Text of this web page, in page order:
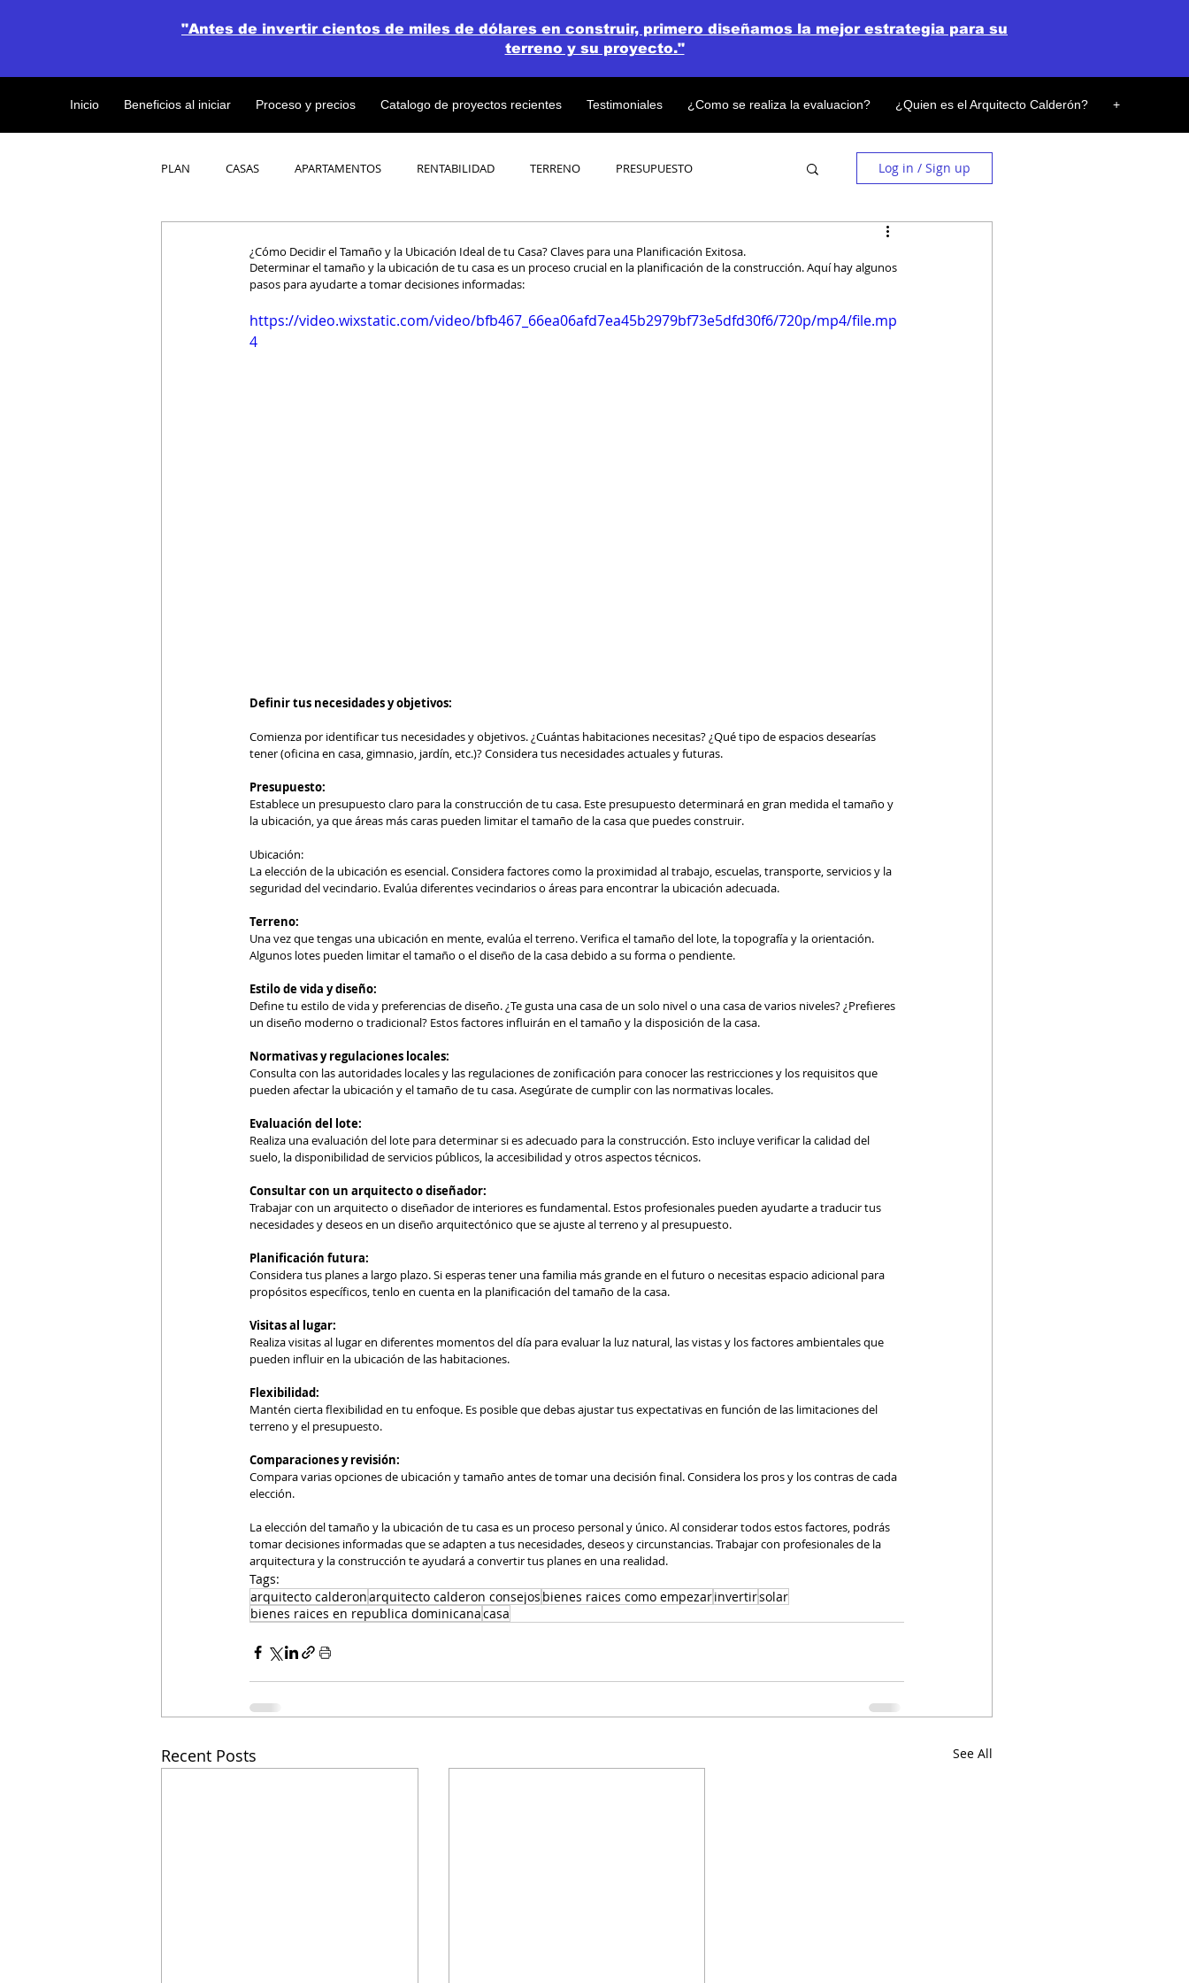
Inicio Beneficios al iniciar Proceso y precios Catalogo de proyectos recientes Testimoniales ¿Como se realiza la evaluacion? ¿Quien es el Arquitecto Calderón? +
"Antes de invertir cientos de miles de dólares en construir, primero diseñamos la mejor estrategia para su
terreno y su proyecto."
PLAN CASAS APARTAMENTOS RENTABILIDAD TERRENO PRESUPUESTO Log in / Sign up
¿Cómo Decidir el Tamaño y la Ubicación Ideal de tu Casa? Claves para una Planificación Exitosa.
Determinar el tamaño y la ubicación de tu casa es un proceso crucial en la planificación de la construcción. Aquí hay algunos
pasos para ayudarte a tomar decisiones informadas:
https://video.wixstatic.com/video/bfb467_66ea06afd7ea45b2979bf73e5dfd30f6/720p/mp4/file.mp
4
Definir tus necesidades y objetivos:
Comienza por identificar tus necesidades y objetivos. ¿Cuántas habitaciones necesitas? ¿Qué tipo de espacios desearías
tener (oficina en casa, gimnasio, jardín, etc.)? Considera tus necesidades actuales y futuras.
Presupuesto:
Establece un presupuesto claro para la construcción de tu casa. Este presupuesto determinará en gran medida el tamaño y
la ubicación, ya que áreas más caras pueden limitar el tamaño de la casa que puedes construir.
Ubicación:
La elección de la ubicación es esencial. Considera factores como la proximidad al trabajo, escuelas, transporte, servicios y la
seguridad del vecindario. Evalúa diferentes vecindarios o áreas para encontrar la ubicación adecuada.
Terreno:
Una vez que tengas una ubicación en mente, evalúa el terreno. Verifica el tamaño del lote, la topografía y la orientación.
Algunos lotes pueden limitar el tamaño o el diseño de la casa debido a su forma o pendiente.
Estilo de vida y diseño:
Define tu estilo de vida y preferencias de diseño. ¿Te gusta una casa de un solo nivel o una casa de varios niveles? ¿Prefieres
un diseño moderno o tradicional? Estos factores influirán en el tamaño y la disposición de la casa.
Normativas y regulaciones locales:
Consulta con las autoridades locales y las regulaciones de zonificación para conocer las restricciones y los requisitos que
pueden afectar la ubicación y el tamaño de tu casa. Asegúrate de cumplir con las normativas locales.
Evaluación del lote:
Realiza una evaluación del lote para determinar si es adecuado para la construcción. Esto incluye verificar la calidad del
suelo, la disponibilidad de servicios públicos, la accesibilidad y otros aspectos técnicos.
Consultar con un arquitecto o diseñador:
Trabajar con un arquitecto o diseñador de interiores es fundamental. Estos profesionales pueden ayudarte a traducir tus
necesidades y deseos en un diseño arquitectónico que se ajuste al terreno y al presupuesto.
Planificación futura:
Considera tus planes a largo plazo. Si esperas tener una familia más grande en el futuro o necesitas espacio adicional para
propósitos específicos, tenlo en cuenta en la planificación del tamaño de la casa.
Visitas al lugar:
Realiza visitas al lugar en diferentes momentos del día para evaluar la luz natural, las vistas y los factores ambientales que
pueden influir en la ubicación de las habitaciones.
Flexibilidad:
Mantén cierta flexibilidad en tu enfoque. Es posible que debas ajustar tus expectativas en función de las limitaciones del
terreno y el presupuesto.
Comparaciones y revisión:
Compara varias opciones de ubicación y tamaño antes de tomar una decisión final. Considera los pros y los contras de cada
elección.
La elección del tamaño y la ubicación de tu casa es un proceso personal y único. Al considerar todos estos factores, podrás
tomar decisiones informadas que se adapten a tus necesidades, deseos y circunstancias. Trabajar con profesionales de la
arquitectura y la construcción te ayudará a convertir tus planes en una realidad.
Tags:
arquitecto calderonarquitecto calderon consejos bienes raices como empezarinvertirsolar
bienes raices en republica dominicanacasa
Recent Posts See All